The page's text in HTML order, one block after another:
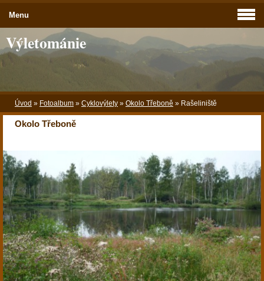
Výletománie
Úvod » Fotoalbum » Cyklovýlety » Okolo Třeboně » Rašeliniště
Okolo Třeboně
Menu